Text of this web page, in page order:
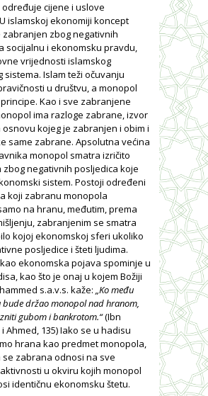
određuje cijene i uslove
islamskoj ekonomiji koncept
zbog negativnih
socijalnu i ekonomsku pravdu,
vrijednosti islamskog
sistema. Islam teži očuvanju
u društvu, a monopol
Kao i sve zabranjene
ima razloge zabrane, izvor
osnovu kojeg je zabranjen i obim i
same zabrane. Apsolutna većina
monopol smatra izričito
zbog negativnih posljedica koje
sistem. Postoji određeni
koji zabranu monopola
na hranu, međutim, prema
zabranjenim se smatra
kojoj ekonomskoj sferi ukoliko
posljedice i šteti ljudima.
ekonomska pojava spominje u
kao što je onaj u kojem Božiji
s.a.v.s. kaže: „Ko među
držao monopol nad hranom,
gubom i bankrotom.“(Ibn
Ahmed, 135) Iako se u hadisu
hrana kao predmet monopola,
se zabrana odnosi na sve
u okviru kojih monopol
identičnu ekonomsku štetu.